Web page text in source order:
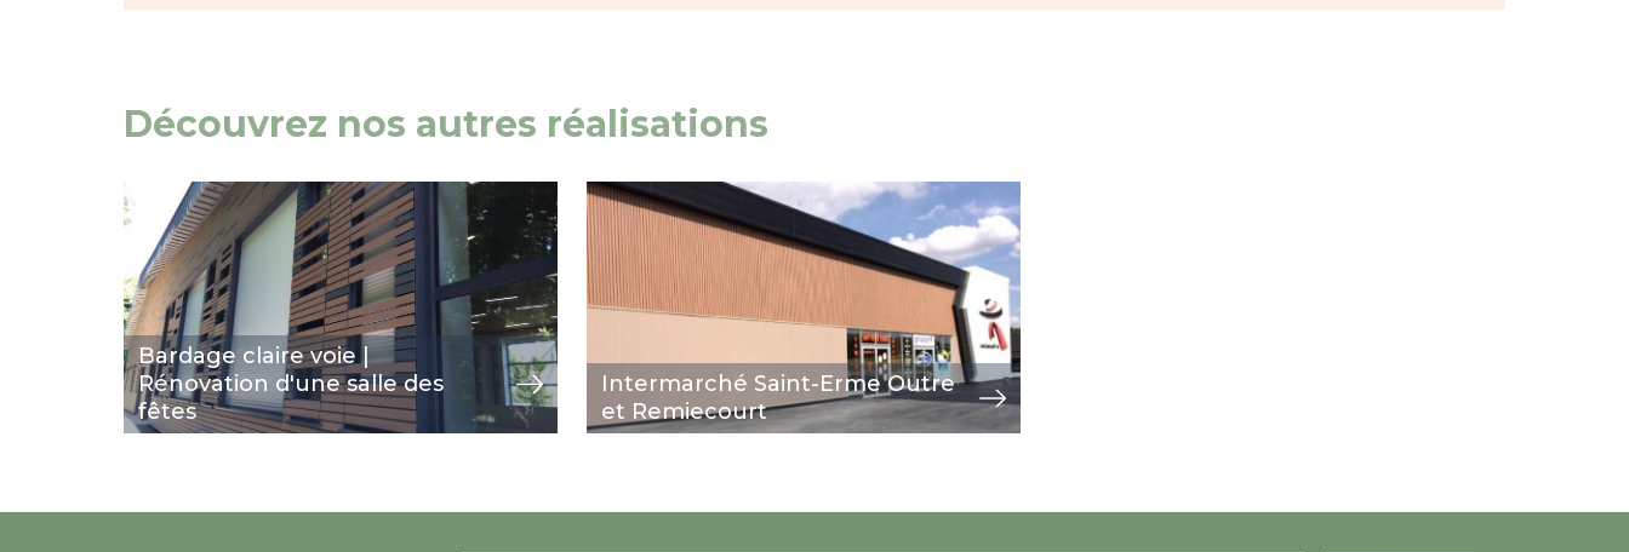
Découvrez nos autres réalisations
Bardage claire voie |
Rénovation d'une salle des
fêtes
Image
view
Intermarché Saint-Erme Outre
et Remiecourt
Image
view